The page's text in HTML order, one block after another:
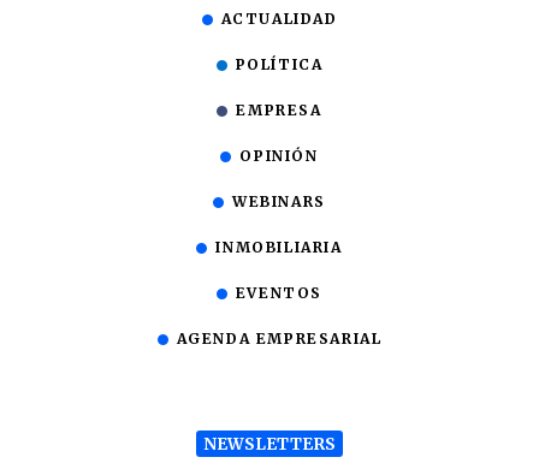
ACTUALIDAD
POLÍTICA
EMPRESA
OPINIÓN
WEBINARS
INMOBILIARIA
EVENTOS
AGENDA EMPRESARIAL
NEWSLETTERS